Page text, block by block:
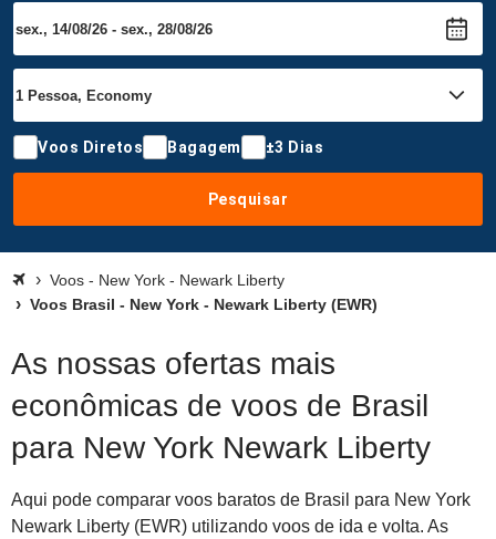
Voos Diretos Bagagem ±3 Dias
Pesquisar
Voos - New York - Newark Liberty
Voos Brasil - New York - Newark Liberty (EWR)
As nossas ofertas mais
econômicas de voos de Brasil
para New York Newark Liberty
Aqui pode comparar voos baratos de Brasil para New York
Newark Liberty (EWR) utilizando voos de ida e volta. As